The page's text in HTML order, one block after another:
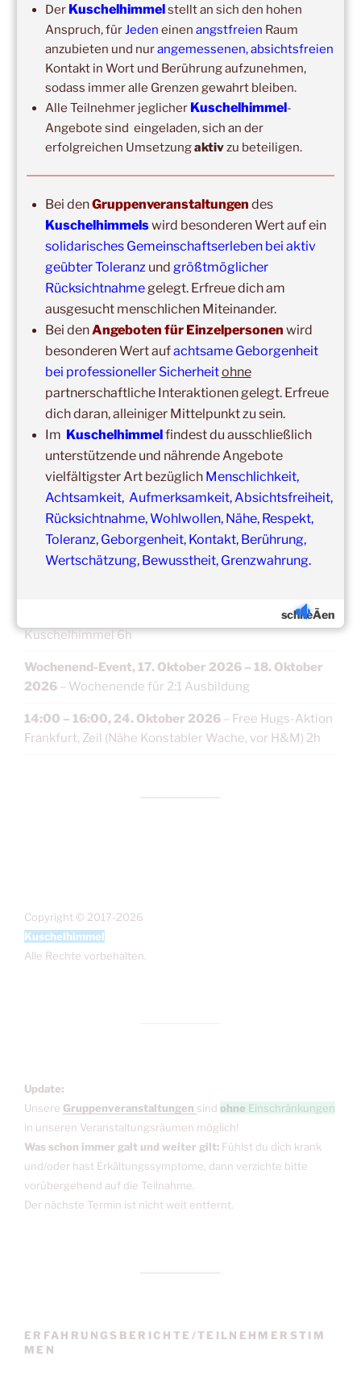
Ich bin
Erlaubst du die zweckgebundene Speicherung und
Verarbeitung deiner Daten gemäß DS-GVO?
Mit der Anmeldung akzeptiere ich die Regeln zur
Privatsphäre dieser Seite.
DIE NÄCHSTEN 8 VERANSTALTUNGEN:
14:00–19:00,29. August 2026–Boppard
Kuschelhimmel 5h Kuscheln
15:00– 20:00 ,12. September 2026–
Erbach/Rheingau Kuschelhimmel 5h Kuscheln
Ganztags,13. September 2026–Jahresgruppe
Ausbildung Berührungs- und Kuscheltrainer*in
14:00 – 19:00,19. September 2026–Marburg
Kuschelhimmel 5h mit Klangschalenbegleitung
Wochenend-Event,26. September 2026– 27.
Oberursel
Kuschelhimmel 6h
Wochenend-Event, 17. Oktober 2026 – 18. Oktober
2026 – Wochenende für 2:1 Ausbildung
14:00 – 16:00, 24. Oktober 2026 – Free Hugs-Aktion
Frankfurt, Zeil (Nähe Konstabler Wache, vor H&M) 2h
Copyright © 2017-2026
Kuschelhimmel
Alle Rechte vorbehalten.
Update:
Unsere Gruppenveranstaltungen sind ohne Einschränkungen
in unseren Veranstaltungsräumen möglich!
Was schon immer galt und weiter gilt: Fühlst du dich krank
und/oder hast Erkältungssymptome, dann verzichte bitte
vorübergehend auf die Teilnahme.
Der nächste Termin ist nicht weit entfernt.
ERFAHRUNGSBERICHTE/TEILNEHMERSTIM
MEN
schlieÃen
Der Kuschelhimmelstellt an sich den hohen
Anspruch, für Jeden einen angstfreien Raum
anzubieten und nurangemessenen, absichtsfreien
Kontakt in Wort und Berührung aufzunehmen,
sodass immer alle Grenzen gewahrt bleiben.
Alle Teilnehmer jeglicher Kuschelhimmel-
Angebote sind eingeladen, sich an der
erfolgreichen Umsetzungaktivzu beteiligen.
Bei denGruppenveranstaltungen des
Kuschelhimmelswird besonderen Wert auf ein
solidarisches Gemeinschaftserleben bei aktiv
geübter Toleranzund größtmöglicher
Rücksichtnahmegelegt. Erfreue dich am
ausgesucht menschlichen Miteinander.
Bei denAngeboten für Einzelpersonen wird
besonderen Wert aufachtsame Geborgenheit
bei professioneller Sicherheitohne
partnerschaftliche Interaktionen gelegt. Erfreue
dich daran, alleiniger Mittelpunkt zu sein.
Im Kuschelhimmelfindest du ausschließlich
unterstützende und nährende Angebote
vielfältigster Art bezüglich Menschlichkeit,
Achtsamkeit, Aufmerksamkeit, Absichtsfreiheit,
Rücksichtnahme, Wohlwollen, Nähe, Respekt,
Toleranz, Geborgenheit, Kontakt, Berührung,
Wertschätzung, Bewusstheit, Grenzwahrung.